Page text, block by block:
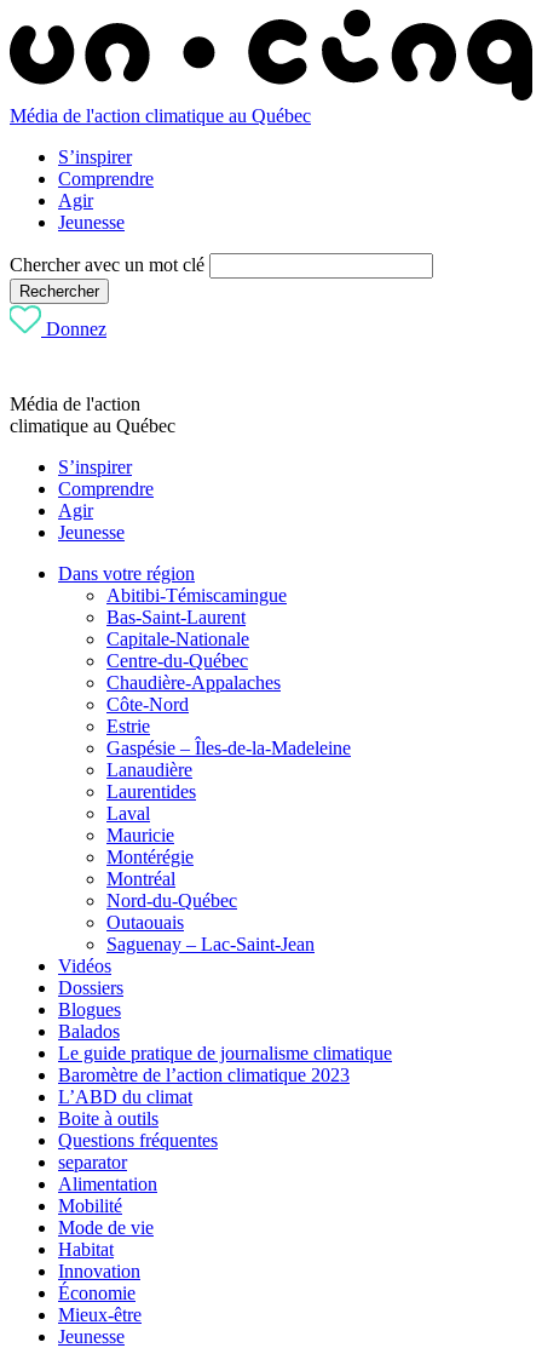
Média de l'action climatique au Québec
S’inspirer
Comprendre
Agir
Jeunesse
Chercher avec un mot clé
Rechercher
Donnez
Média de l'action
climatique au Québec
S’inspirer
Comprendre
Agir
Jeunesse
Dans votre région
Abitibi-Témiscamingue
Bas-Saint-Laurent
Capitale-Nationale
Centre-du-Québec
Chaudière-Appalaches
Côte-Nord
Estrie
Gaspésie – Îles-de-la-Madeleine
Lanaudière
Laurentides
Laval
Mauricie
Montérégie
Montréal
Nord-du-Québec
Outaouais
Saguenay – Lac-Saint-Jean
Vidéos
Dossiers
Blogues
Balados
Le guide pratique de journalisme climatique
Baromètre de l’action climatique 2023
L’ABD du climat
Boite à outils
Questions fréquentes
separator
Alimentation
Mobilité
Mode de vie
Habitat
Innovation
Économie
Mieux-être
Jeunesse